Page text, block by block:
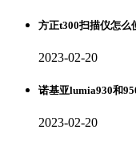
方正t300扫描仪怎么
2023-02-20
诺基亚lumia930和
2023-02-20